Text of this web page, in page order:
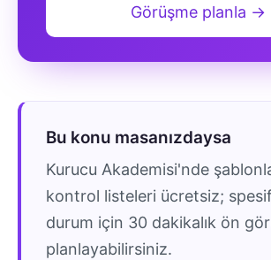
Görüşme planla →
Bu konu masanızdaysa
Kurucu Akademisi'nde
kontrol listeleri ücretsiz;
durum için 30 dakikalık ön
planlayabilirsiniz.